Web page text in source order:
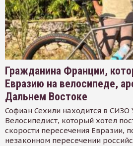
Гражданина Франции,
Евразию на велосипеде,
Дальнем Востоке
Софиан Сехили находится в СИЗО
Велосипедист, который хотел
скорости пересечения Евразии,
незаконном пересечении